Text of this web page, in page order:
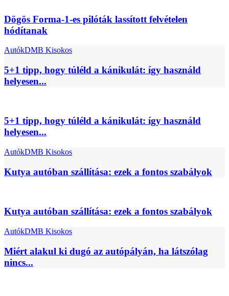
Dögös Forma-1-es pilóták lassított felvételen
hódítanak
AutókDMB Kisokos
5+1 tipp, hogy túléld a kánikulát: így használd
helyesen...
5+1 tipp, hogy túléld a kánikulát: így használd
helyesen...
AutókDMB Kisokos
Kutya autóban szállítása: ezek a fontos szabályok
Kutya autóban szállítása: ezek a fontos szabályok
AutókDMB Kisokos
Miért alakul ki dugó az autópályán, ha látszólag
nincs...